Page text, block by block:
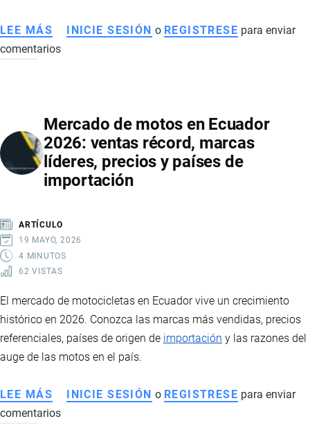
EN
LEE MÁS SOBRE
SOBREOFERTA
ECUADOR
2026:
CAÍDA
DE
EN
PRODUCTORES
E
INICIE SESIÓN o REGISTRESE para enviar
comentarios
Mercado de motos en Ecuador
2026: ventas récord, marcas
líderes, precios y países de
importación
ARTÍCULO
19 MAYO, 2026
4 MINUTOS
62 VISTAS
El mercado de motocicletas en Ecuador vive un crecimiento
histórico en 2026. Conozca las marcas más vendidas, precios
referenciales, países de origen de importación y las razones del
auge de las motos en el país.
LEE MÁS SOBRE
MERCADO
INICIE SESIÓN o REGISTRESE para enviar
comentarios